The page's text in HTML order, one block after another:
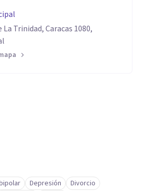
La Trinidad, Caracas 1080,
Depresión
Divorcio